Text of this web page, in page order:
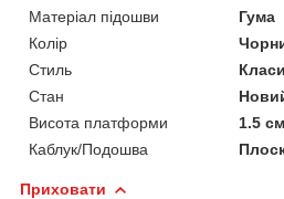
Матеріал підошви
Гума
Колір
Стиль
Стан
Висота платформи
1.5 см
Каблук/Подошва
Приховати